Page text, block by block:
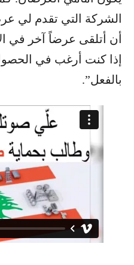
الشركة التي تقدم لي
أن أتلقى عرضاً آخر في
إذا كنت أرغب في
بالفعل”.